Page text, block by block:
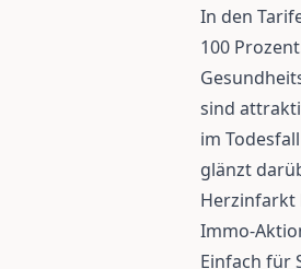
In den
100
sind
im
glänzt
Herzinfarkt
Immo-
Einfach für